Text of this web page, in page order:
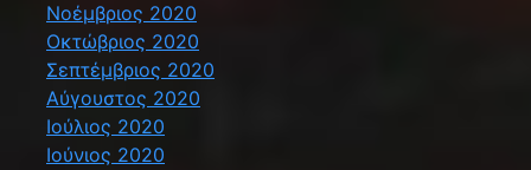
Νοέμβριος 2020
Οκτώβριος 2020
Σεπτέμβριος 2020
Αύγουστος 2020
Ιούλιος 2020
Ιούνιος 2020